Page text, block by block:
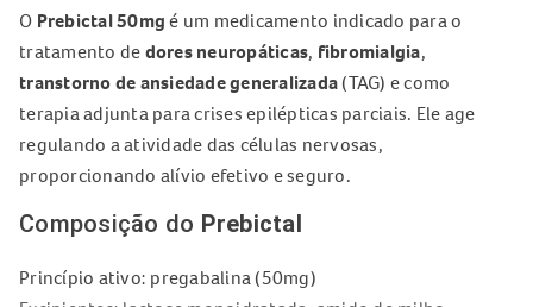
O Prebictal 50mg é um medicamento indicado para o
tratamento de dores neuropáticas, fibromialgia,
transtorno de ansiedade generalizada(TAG) e como
terapia adjunta para crises epilépticas parciais. Ele age
regulando a atividade das células nervosas,
proporcionando alívio efetivo e seguro.
Composição do Prebictal
Princípio ativo: pregabalina (50mg)